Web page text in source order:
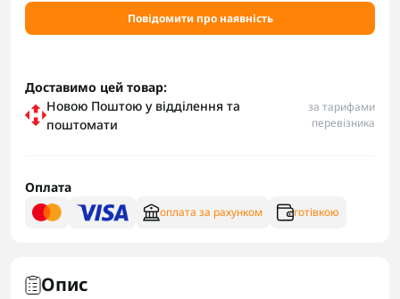
Повідомити про наявність
Доставимо цей товар:
Новою Поштою у відділення та
поштомати
за тарифами
перевізника
Оплата
оплата за рахунком готівкою
Опис